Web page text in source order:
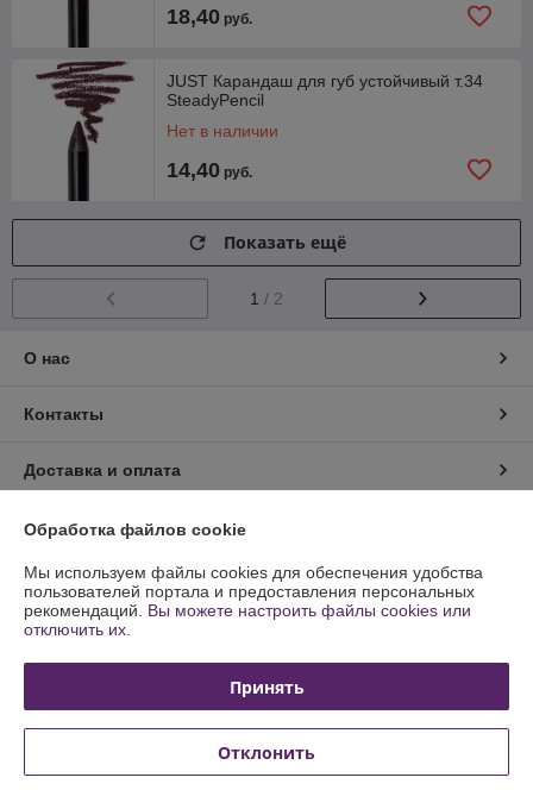
18,40 руб.
JUST Карандаш для губ устойчивый т.34
SteadyPencil
Нет в наличии
14,40 руб.
Показать ещё
1 / 2
О нас
Контакты
Доставка и оплата
График работы
Полная версия сайта
Политика обработки cookies
Сайт создан на платформе Deal.by
Обработка файлов cookie
Мы используем файлы cookies для обеспечения удобства
пользователей портала и предоставления персональных
рекомендаций. Вы можете настроить файлы cookies или
отключить их.
Принять
Отклонить